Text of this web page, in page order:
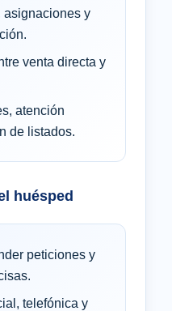
asignaciones y
venta directa y
atención
de listados.
huésped
peticiones y
telefónica y